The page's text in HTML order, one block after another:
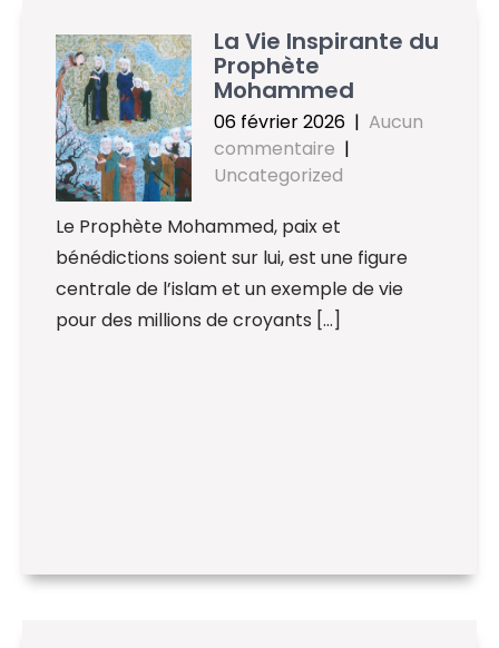
La Vie Inspirante du
Prophète
Mohammed
06 février 2026 | Aucun
commentaire |
Uncategorized
Le Prophète Mohammed, paix et
bénédictions soient sur lui, est une figure
centrale de l’islam et un exemple de vie
pour des millions de croyants […]